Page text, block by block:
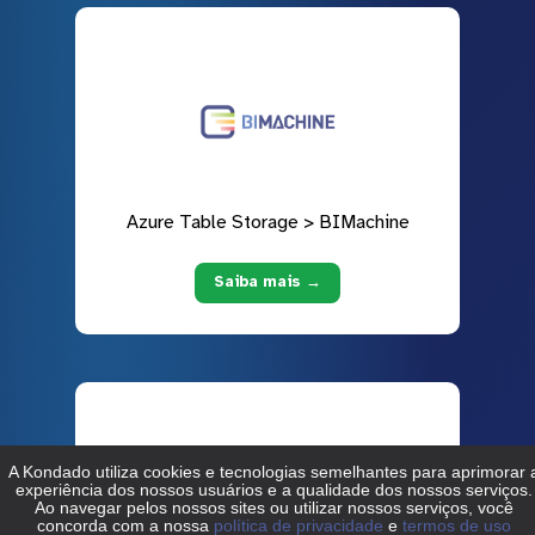
Azure Table Storage > BIMachine
Saiba mais →